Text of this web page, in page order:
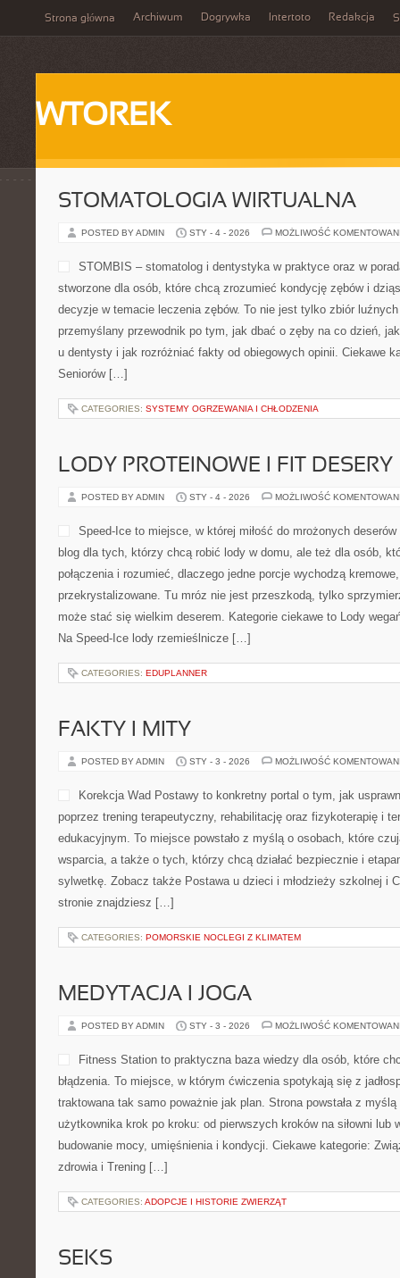
Strona główna Archiwum Dogrywka Intertoto Redakcja
WTOREK
STOMATOLOGIA WIRTUALNA
POSTED BY ADMIN STY - 4 - 2026 MOŻLIWOŚĆ
STOMBIS – stomatolog i dentystyka w praktyce oraz w
stworzone dla osób, które chcą zrozumieć kondycję zębów i
decyzje w temacie leczenia zębów. To nie jest tylko zbiór
przemyślany przewodnik po tym, jak dbać o zęby na co dzień,
u dentysty i jak rozróżniać fakty od obiegowych opinii. Ciekawe
Seniorów […]
CATEGORIES: SYSTEMY OGRZEWANIA I CHŁODZENIA
LODY PROTEINOWE I FIT DESERY
POSTED BY ADMIN STY - 4 - 2026 MOŻLIWOŚĆ
Speed-Ice to miejsce, w której miłość do mrożonych
blog dla tych, którzy chcą robić lody w domu, ale też dla osób,
połączenia i rozumieć, dlaczego jedne porcje wychodzą
przekrystalizowane. Tu mróz nie jest przeszkodą, tylko
może stać się wielkim deserem. Kategorie ciekawe to Lody
Na Speed-Ice lody rzemieślnicze […]
CATEGORIES: EDUPLANNER
FAKTY I MITY
POSTED BY ADMIN STY - 3 - 2026 MOŻLIWOŚĆ
Korekcja Wad Postawy to konkretny portal o tym, jak
poprzez trening terapeutyczny, rehabilitację oraz fizykoterapię i
edukacyjnym. To miejsce powstało z myślą o osobach, które
wsparcia, a także o tych, którzy chcą działać bezpiecznie i
sylwetkę. Zobacz także Postawa u dzieci i młodzieży szkolnej i
stronie znajdziesz […]
CATEGORIES: POMORSKIE NOCLEGI Z KLIMATEM
MEDYTACJA I JOGA
POSTED BY ADMIN STY - 3 - 2026 MOŻLIWOŚĆ
Fitness Station to praktyczna baza wiedzy dla osób, które
błądzenia. To miejsce, w którym ćwiczenia spotykają się z
traktowana tak samo poważnie jak plan. Strona powstała z
użytkownika krok po kroku: od pierwszych kroków na siłowni lub
budowanie mocy, umięśnienia i kondycji. Ciekawe kategorie:
zdrowia i Trening […]
CATEGORIES: ADOPCJE I HISTORIE ZWIERZĄT
SEKS